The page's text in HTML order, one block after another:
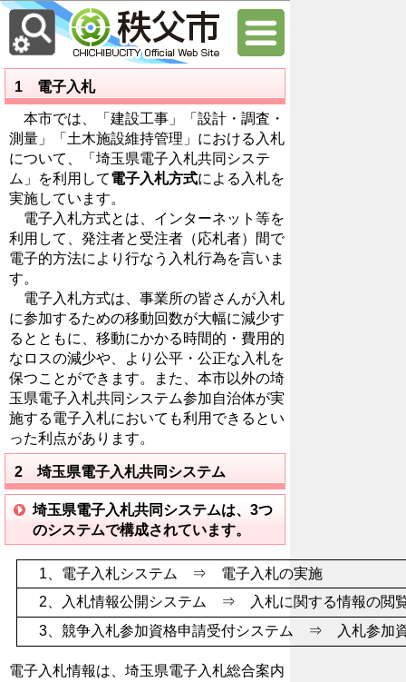
1 電子入札
本市では、「建設工事」「設計・調査・
測量」「土木施設維持管理」における入札
について、「埼玉県電子入札共同システ
ム」を利用して電子入札方式による入札を
実施しています。
電子入札方式とは、インターネット等を
利用して、発注者と受注者（応札者）間で
電子的方法により行なう入札行為を言いま
す。
電子入札方式は、事業所の皆さんが入札
に参加するための移動回数が大幅に減少す
るとともに、移動にかかる時間的・費用的
なロスの減少や、より公平・公正な入札を
保つことができます。また、本市以外の埼
玉県電子入札共同システム参加自治体が実
施する電子入札においても利用できるとい
った利点があります。
2 埼玉県電子入札共同システム
埼玉県電子入札共同システムは、3つ
のシステムで構成されています。
1、電子入札システム ⇒ 電子入札の実施
2、入札情報公開システム ⇒ 入札に関する情報の閲
3、競争入札参加資格申請受付システム ⇒ 入札参加資
電子入札情報は、埼玉県電子入札総合案内